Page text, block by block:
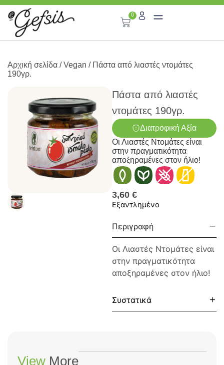
0
Αρχική σελίδα /Vegan / Πάστα από λιαστές ντομάτες
190γρ.
Πάστα από λιαστές
ντομάτες 190γρ.
Διατροφική Αξία
Οι Λιαστές Ντομάτες είναι
στην πραγματικότητα
αποξηραμένες στον ήλιο!
3,60 €
Εξαντλημένο
Περιγραφή
Οι Λιαστές Ντομάτες είναι
στην πραγματικότητα
αποξηραμένες στον ήλιο!
Συστατικά
View More